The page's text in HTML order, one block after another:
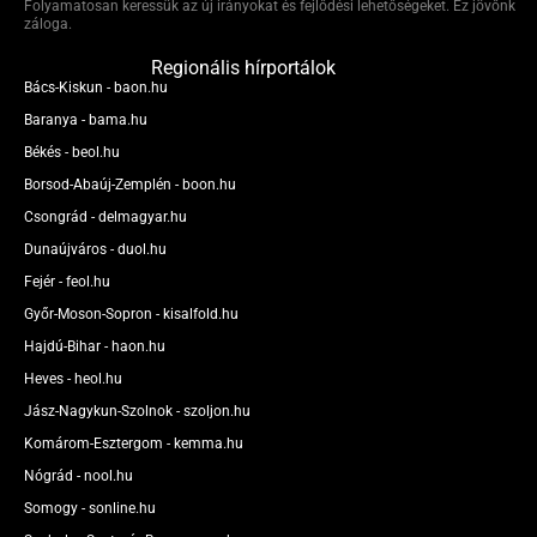
Folyamatosan keressük az új irányokat és fejlődési lehetőségeket. Ez jövőnk
záloga.
Regionális hírportálok
Bács-Kiskun - baon.hu
Baranya - bama.hu
Békés - beol.hu
Borsod-Abaúj-Zemplén - boon.hu
Csongrád - delmagyar.hu
Dunaújváros - duol.hu
Fejér - feol.hu
Győr-Moson-Sopron - kisalfold.hu
Hajdú-Bihar - haon.hu
Heves - heol.hu
Jász-Nagykun-Szolnok - szoljon.hu
Komárom-Esztergom - kemma.hu
Nógrád - nool.hu
Somogy - sonline.hu